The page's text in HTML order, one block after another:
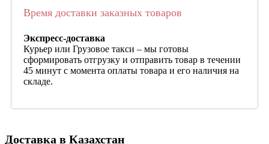
Время доставки заказных товаров
Экспресс-доставка
Курьер или Грузовое такси – мы готовы
сформировать отгрузку и отправить товар в течении
45 минут с момента оплаты товара и его наличия на
складе.
Доставка в Казахстан